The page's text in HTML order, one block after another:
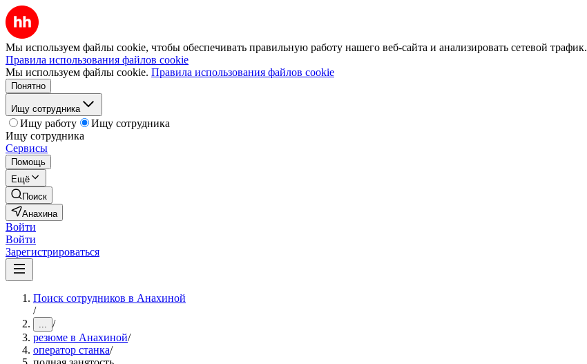
Мы используем файлы cookie, чтобы обеспечивать правильную работу нашего веб-сайта и анализировать сетевой трафик.
Правила использования файлов cookie
Мы используем файлы cookie. Правила использования файлов cookie
Понятно
Ищу сотрудника
Ищу работу
Ищу сотрудника
Ищу сотрудника
Сервисы
Помощь
Ещё
Поиск
Анахина
Войти
Войти
Зарегистрироваться
Поиск сотрудников в Анахиной
/
... /
резюме в Анахиной/
оператор станка/